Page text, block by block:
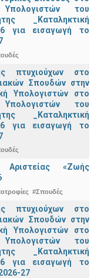
του
_Καταληκτική
για εισαγωγή το
πτυχιούχων στo
Σπουδών στην
Υπολογιστών στο
του
_Καταληκτική
για εισαγωγή το
Αριστείας «Ζωής
#Σπουδές
πτυχιούχων στo
Σπουδών στην
Υπολογιστών στο
του
_Καταληκτική
για εισαγωγή το
27